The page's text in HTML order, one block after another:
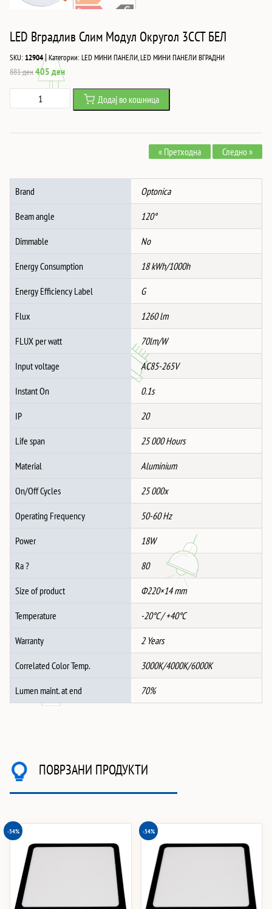
LED Вградлив Слим Модул Округол 3CCT БЕЛ
SKU:12904|Категории:LED МИНИ ПАНЕЛИ,LED МИНИ ПАНЕЛИ ВГРАДНИ
881денOriginal
price
was:
405 денCurrent
price
405 ден.
Вградлив
количина
Додај во кошница
« Претходна Следно »
Brand Optonica
Beam angle 120°
Dimmable No
Energy Consumption 18 kWh/1000h
Energy Efficiency Label G
Flux 1260 lm
FLUX per watt 70lm/W
Input voltage AC85-265V
Instant On 0.1s
IP 20
Life span 25 000 Hours
Material Aluminium
On/Off Cycles 25 000x
Operating Frequency 50-60 Hz
Power 18W
Ra ? 80
Size of product Ф220×14 mm
Temperature -20°C / +40°C
Warranty 2 Years
Correlated Color Temp. 3000K/4000K/6000K
Lumen maint. at end 70%
ПОВРЗАНИ ПРОДУКТИ
-54% -54%